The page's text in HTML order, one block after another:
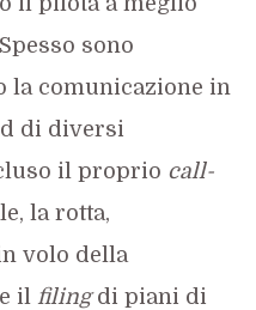
sono
la comunicazione in
di diversi
il proprio call-
la rotta,
volo della
il filingdi piani di